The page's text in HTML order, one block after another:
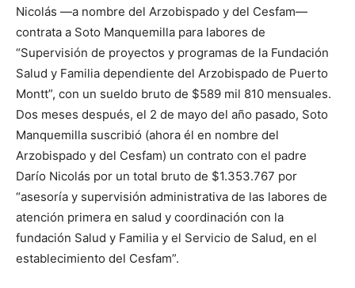
Nicolás —a nombre del Arzobispado y del Cesfam—
contrata a Soto Manquemilla para labores de
“Supervisión de proyectos y programas de la Fundación
Salud y Familia dependiente del Arzobispado de Puerto
Montt”, con un sueldo bruto de $589 mil 810 mensuales.
Dos meses después, el 2 de mayo del año pasado, Soto
Manquemilla suscribió (ahora él en nombre del
Arzobispado y del Cesfam) un contrato con el padre
Darío Nicolás por un total bruto de $1.353.767 por
“asesoría y supervisión administrativa de las labores de
atención primera en salud y coordinación con la
fundación Salud y Familia y el Servicio de Salud, en el
establecimiento del Cesfam”.